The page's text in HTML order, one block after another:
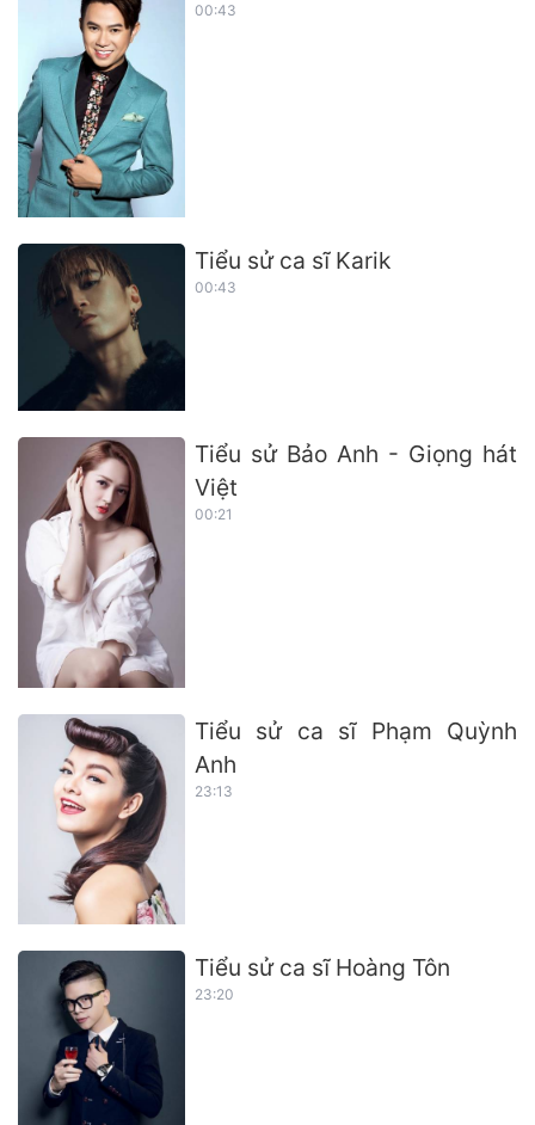
00:43
Tiểu sử ca sĩ Karik
00:43
Tiểu sử Bảo Anh - Giọng hát
Việt
00:21
Tiểu sử ca sĩ Phạm Quỳnh
Anh
23:13
Tiểu sử ca sĩ Hoàng Tôn
23:20